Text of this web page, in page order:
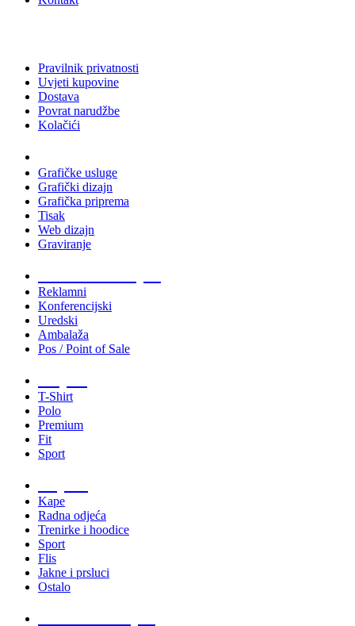
Pravilnik privatnosti
Uvjeti kupovine
Dostava
Povrat narudžbe
Kolačići
Grafičke usluge
Grafički dizajn
Grafička priprema
Tisak
Web dizajn
Graviranje
Reklamni
Konferencijski
Uredski
Ambalaža
Pos / Point of Sale
T-Shirt
Polo
Premium
Fit
Sport
Kape
Radna odjeća
Trenirke i hoodice
Sport
Flis
Jakne i prsluci
Ostalo